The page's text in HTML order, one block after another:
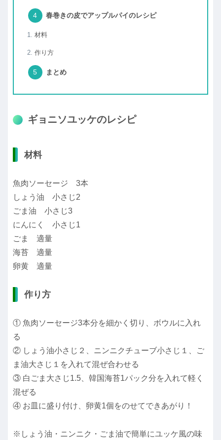
春巻きの皮でアップルパイのレシピ
材料
作り方
まとめ
ギョニソユッケのレシピ
材料
魚肉ソーセージ 3本
しょう油 小さじ2
ごま油 小さじ3
にんにく 小さじ1
ごま 適量
海苔 適量
卵黄 適量
作り方
① 魚肉ソーセージ3本分を細かく切り、ボウルに入れ
る
② しょう油小さじ２、ニンニクチューブ小さじ１、ご
ま油大さじ１を入れて混ぜ合わせる
③ 白ごま大さじ1.5、韓国海苔1パック分を入れて軽く
混ぜる
④ お皿に盛り付け、卵黄1個をのせてできあがり！
※しょう油・ニンニク・ごま油で簡単にユッケ風の味